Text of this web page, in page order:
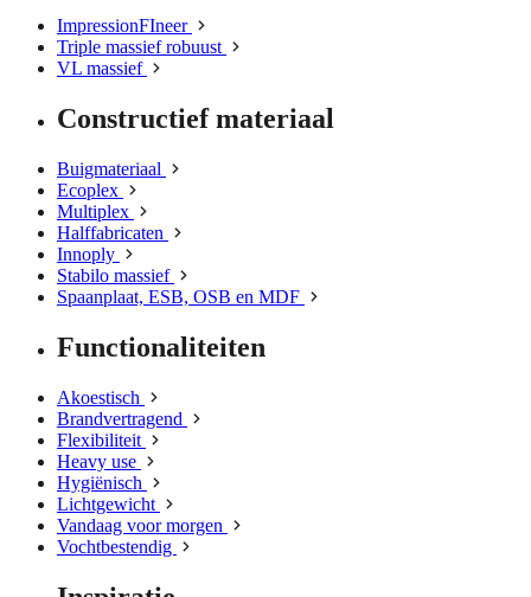
ImpressionFIneer
Triple massief robuust
VL massief
Constructief materiaal
Buigmateriaal
Ecoplex
Multiplex
Halffabricaten
Innoply
Stabilo massief
Spaanplaat, ESB, OSB en MDF
Functionaliteiten
Akoestisch
Brandvertragend
Flexibiliteit
Heavy use
Hygiënisch
Lichtgewicht
Vandaag voor morgen
Vochtbestendig